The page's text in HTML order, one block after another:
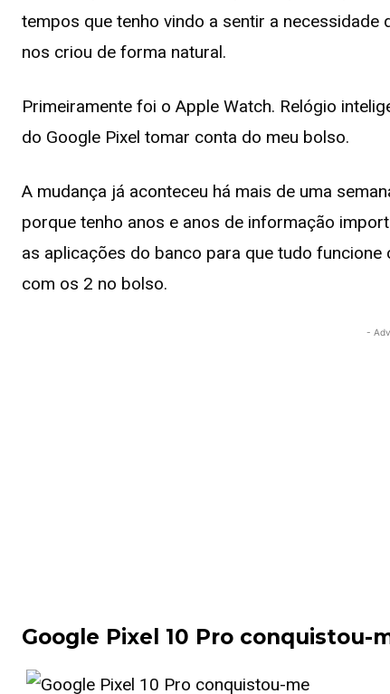
tempos que tenho vindo a sentir a necessidade
nos criou de forma natural.
Primeiramente foi o Apple Watch. Relógio
do Google Pixel tomar conta do meu bolso.
A mudança já aconteceu há mais de uma
porque tenho anos e anos de informação
as aplicações do banco para que tudo
com os 2 no bolso.
-
Google Pixel 10 Pro conquistou-